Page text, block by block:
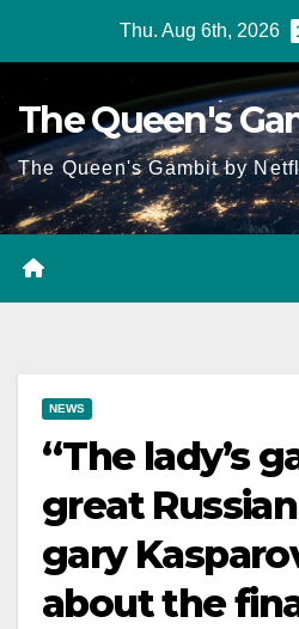
Thu. Aug 6th, 2026
The Queen's
The Queen's Gambit by
NEWS
“The lady’s
great
gary
about the